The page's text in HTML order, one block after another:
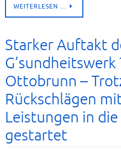
WEITERLESEN …
Starker Auftakt
G’sundheitswerk
Ottobrunn –
Rückschlägen
Leistungen in die
gestartet